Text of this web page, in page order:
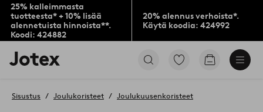
25% kalleimmasta
tuotteesta* + 10% lisää
alennetuista hinnoista**.
Koodi: 424882
20% alennus verhoista*.
Käytä koodia: 424992
Jotex-
logo
aloitussivulle
Siirry
Siirry
Sisustus Joulukoristeet Joulukuusenkoristeet